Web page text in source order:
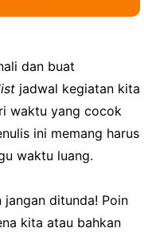
dan buat
jadwal kegiatan kita
waktu yang cocok
ini memang harus
waktu luang.
jangan ditunda! Poin
kita atau bahkan